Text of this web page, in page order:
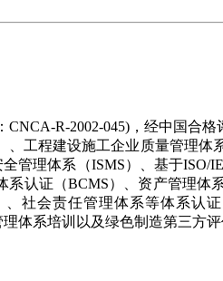
R-2002-045)，经中国合
工程建设施工企业质量管理体
理体系（ISMS）、基于ISO/
认证（BCMS）、资产管理
社会责任管理体系等体系认
体系培训以及绿色制造第三方评